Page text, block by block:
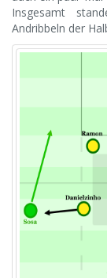
Insgesamt
Andribbeln der